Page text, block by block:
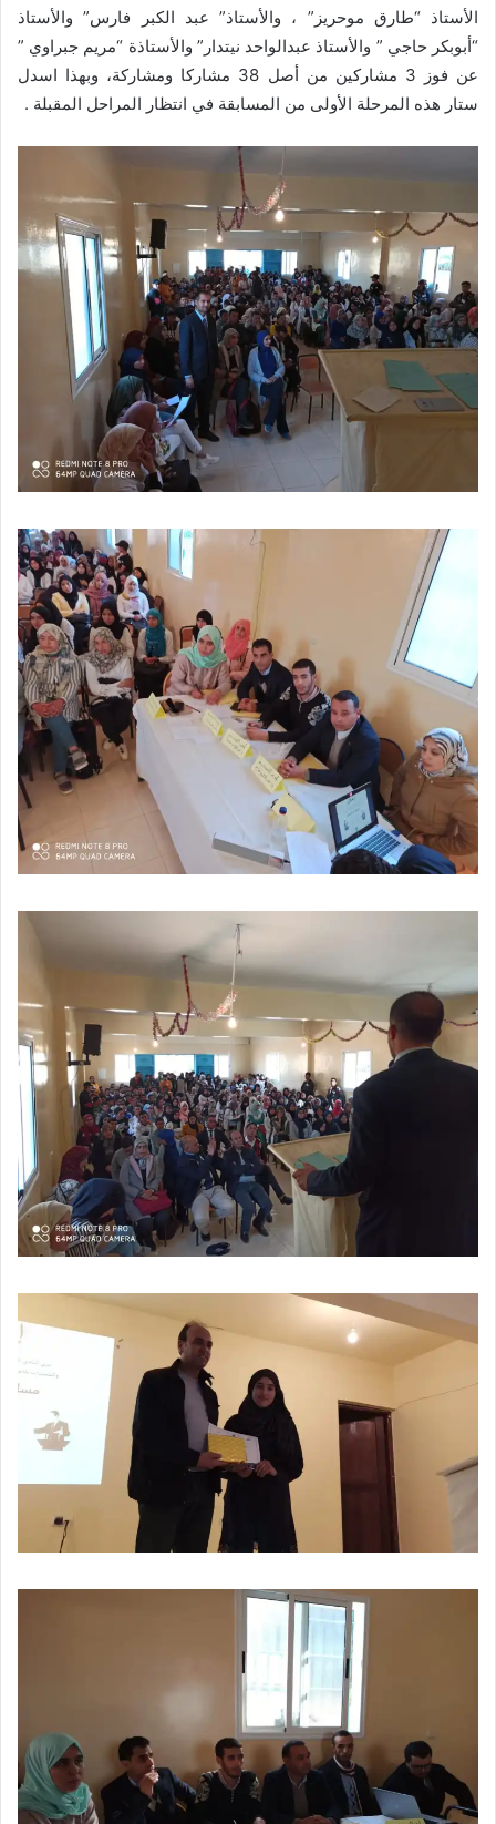
الأستاذ “طارق موحريز” ، والأستاذ” عبد الكبر فارس” والأستاذ
“أبوبكر حاجي ” والأستاذ عبدالواحد نيتدار” والأستاذة “مريم جبراوي ”
عن فوز 3 مشاركين من أصل 38 مشاركا ومشاركة، وبهذا اسدل
ستار هذه المرحلة الأولى من المسابقة في انتظار المراحل المقبلة .